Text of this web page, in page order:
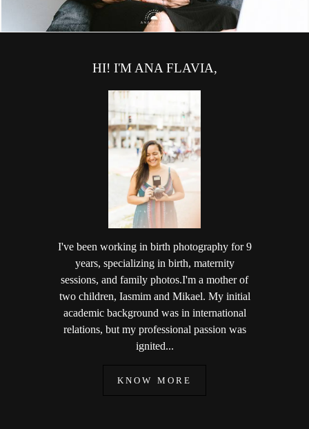
HI! I'M ANA FLAVIA,
I've been working in birth photography for 9
years, specializing in birth, maternity
sessions, and family photos.I'm a mother of
two children, Iasmim and Mikael. My initial
academic background was in international
relations, but my professional passion was
ignited...
KNOW MORE